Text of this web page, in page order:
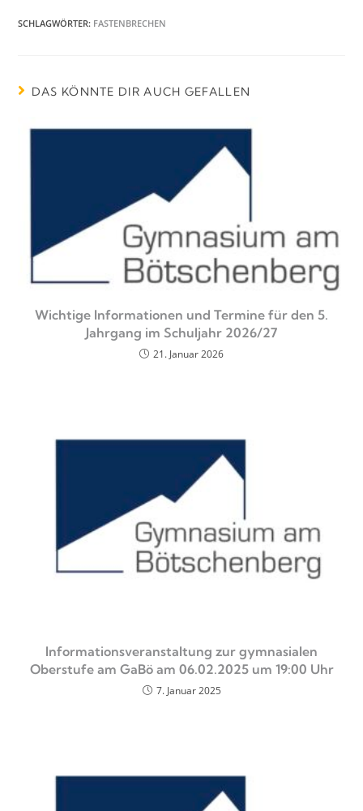
SCHLAGWÖRTER: FASTENBRECHEN
DAS KÖNNTE DIR AUCH GEFALLEN
Wichtige Informationen und Termine für den 5.
Jahrgang im Schuljahr 2026/27
21. Januar 2026
Informationsveranstaltung zur gymnasialen
Oberstufe am GaBö am 06.02.2025 um 19:00 Uhr
7. Januar 2025